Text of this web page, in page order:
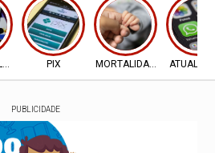
2.0 PIX MORTALIDADE INFANTIL
PUBLICIDADE